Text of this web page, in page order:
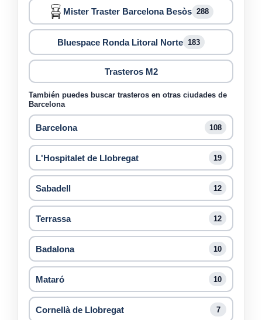
Mister Traster Barcelona Besòs 288
Bluespace Ronda Litoral Norte 183
Trasteros M2
También puedes buscar trasteros en otras ciudades de
Barcelona
Barcelona 108
L'Hospitalet de Llobregat 19
Sabadell 12
Terrassa 12
Badalona 10
Mataró 10
Cornellà de Llobregat 7